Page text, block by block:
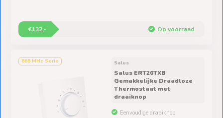
€132,- Op voorraad
868 MHz Serie Salus
Salus ERT20TXB
Gemakkelijke Draadloze
Thermostaat met
draaiknop
Eenvoudige draaiknop